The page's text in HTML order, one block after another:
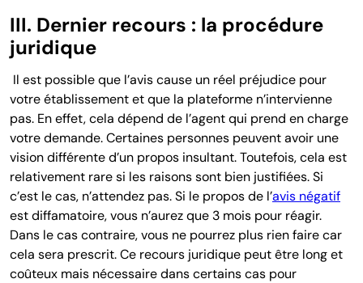
III. Dernier recours : la procédure
juridique
Il est possible que l’avis cause un réel préjudice pour
votre établissement et que la plateforme n’intervienne
pas. En effet, cela dépend de l’agent qui prend en charge
votre demande. Certaines personnes peuvent avoir une
vision différente d’un propos insultant.Toutefois, cela est
relativement rare si les raisons sont bien justifiées. Si
c’est lecas, n’attendez pas. Si le propos de l’avis négatif
est diffamatoire, vous n’aurez que 3 mois pour réagir.
Dans le cas contraire, vous ne pourrez plus rien faire car
cela sera prescrit. Ce recours juridique peut être long et
coûteux mais nécessaire dans certains cas pour